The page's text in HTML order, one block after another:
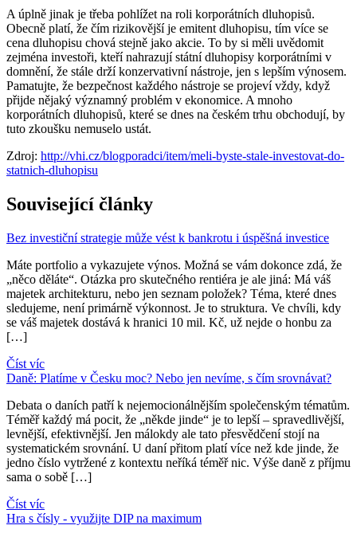
A úplně jinak je třeba pohlížet na roli korporátních dluhopisů.
Obecně platí, že čím rizikovější je emitent dluhopisu, tím více se
cena dluhopisu chová stejně jako akcie. To by si měli uvědomit
zejména investoři, kteří nahrazují státní dluhopisy korporátními v
domnění, že stále drží konzervativní nástroje, jen s lepším výnosem.
Pamatujte, že bezpečnost každého nástroje se projeví vždy, když
přijde nějaký významný problém v ekonomice. A mnoho
korporátních dluhopisů, které se dnes na českém trhu obchodují, by
tuto zkoušku nemuselo ustát.
Zdroj: http://vhi.cz/blogporadci/item/meli-byste-stale-investovat-do-
statnich-dluhopisu
Související články
Bez investiční strategie může vést k bankrotu i úspěšná investice
Máte portfolio a vykazujete výnos. Možná se vám dokonce zdá, že
„něco děláte“. Otázka pro skutečného rentiéra je ale jiná: Má váš
majetek architekturu, nebo jen seznam položek? Téma, které dnes
sledujeme, není primárně výkonnost. Je to struktura. Ve chvíli, kdy
se váš majetek dostává k hranici 10 mil. Kč, už nejde o honbu za
[…]
Číst víc
Daně: Platíme v Česku moc? Nebo jen nevíme, s čím srovnávat?
Debata o daních patří k nejemocionálnějším společenským tématům.
Téměř každý má pocit, že „někde jinde“ je to lepší – spravedlivější,
levnější, efektivnější. Jen málokdy ale tato přesvědčení stojí na
systematickém srovnání. U daní přitom platí více než kde jinde, že
jedno číslo vytržené z kontextu neříká téměř nic. Výše daně z příjmu
sama o sobě […]
Číst víc
Hra s čísly - využijte DIP na maximum